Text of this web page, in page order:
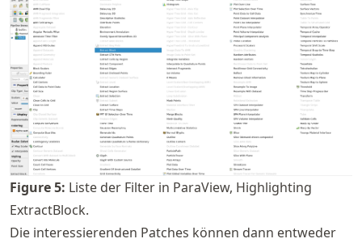
Figure5: Liste der Filter in ParaView, Highlighting
ExtractBlock.
Die interessierenden Patches können dann entweder